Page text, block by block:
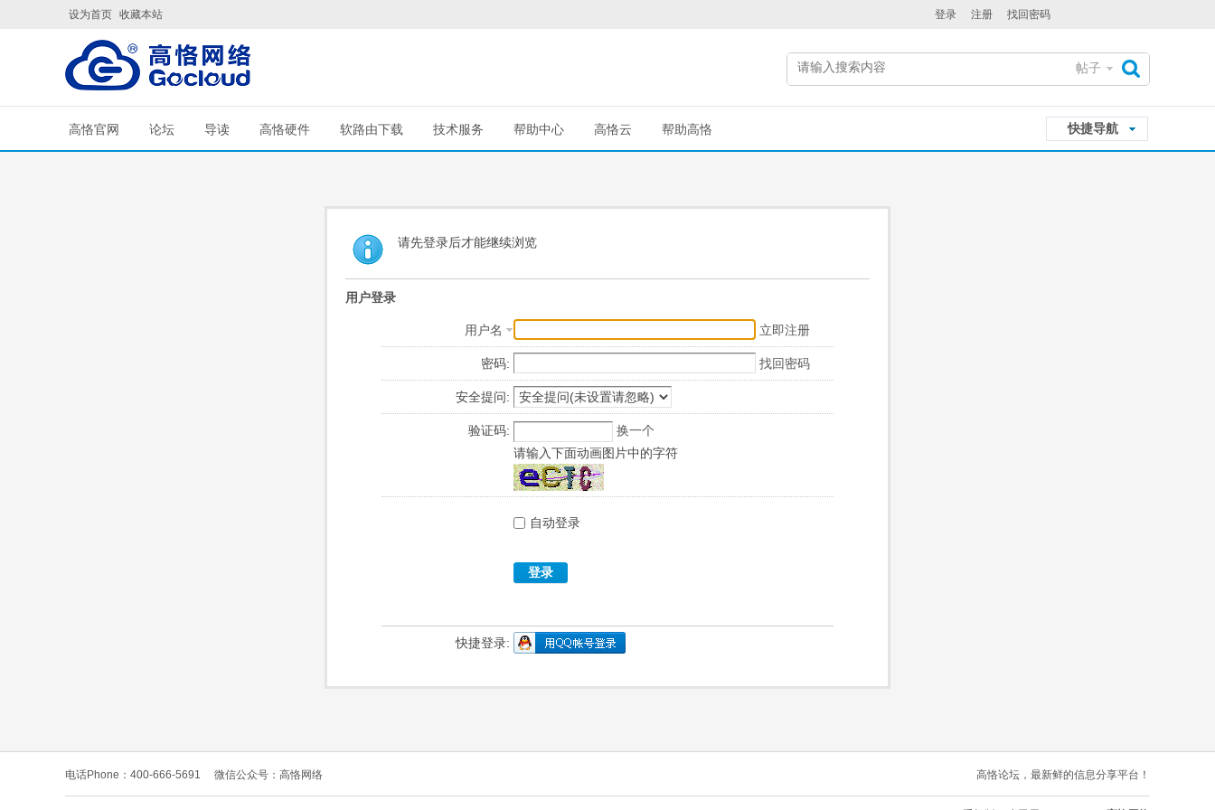
设为首页 收藏本站 登录 注册 找回密码
帖子
快捷导航
高恪官网 论坛 导读 高恪硬件 软路由下载 技术服务 帮助中心 高恪云 帮助高恪
请先登录后才能继续浏览
用户登录
用户名 立即注册
密码: 找回密码
安全提问:
验证码:
换一个
请输入下面动画图片中的字符
自动登录
登录
快捷登录:
电话Phone：400-666-5691 微信公众号：高恪网络 高恪论坛，最新鲜的信息分享平台！